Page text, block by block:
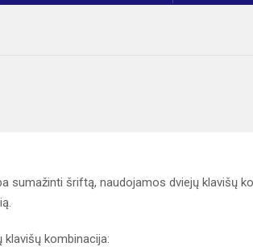
sumažinti šriftą, naudojamos dviejų klavišų
klavišų kombinacija: